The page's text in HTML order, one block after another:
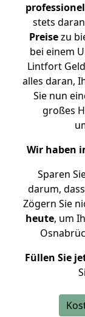
stets
Preisezu
bei einem
Lintfort
alles daran,
Sie nun
großes
Wir haben
Sparen
darum,
Zögern Sie
heute, um
Füllen Sie